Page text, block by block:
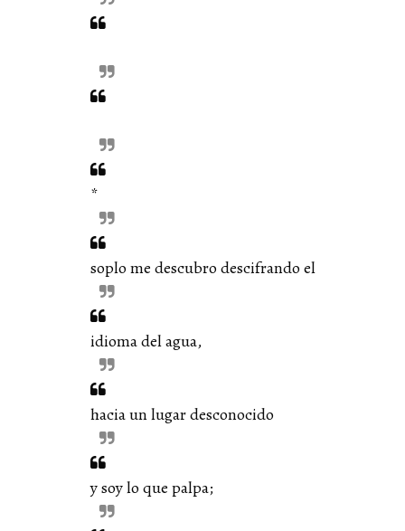
*
soplo me descubro descifrando el
idioma del agua,
hacia un lugar desconocido
y soy lo que palpa;